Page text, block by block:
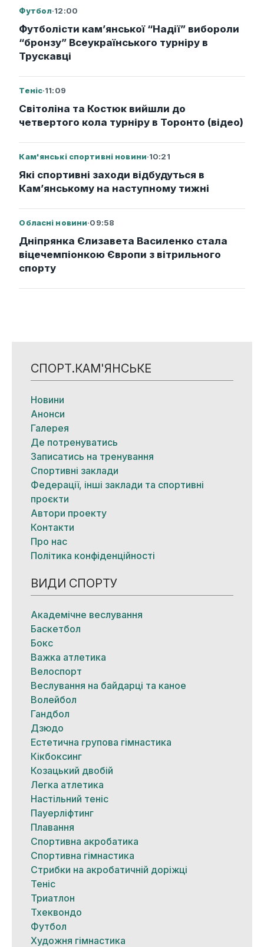
Футбол·12:00
Футболісти кам’янської “Надії” вибороли
“бронзу” Всеукраїнського турніру в
Трускавці
Теніс·11:09
Світоліна та Костюк вийшли до
четвертого кола турніру в Торонто (відео)
Кам'янські спортивні новини·10:21
Які спортивні заходи відбудуться в
Кам’янському на наступному тижні
Обласні новини·09:58
Дніпрянка Єлизавета Василенко стала
віцечемпіонкою Європи з вітрильного
спорту
СПОРТ.КАМ'ЯНСЬКЕ
Новини
Анонси
Галерея
Де потренуватись
Записатись на тренування
Спортивні заклади
Федерації, інші заклади та спортивні
проєкти
Автори проекту
Контакти
Про нас
Політика конфіденційності
ВИДИ СПОРТУ
Академічне веслування
Баскетбол
Бокс
Важка атлетика
Велоспорт
Веслування на байдарці та каное
Волейбол
Гандбол
Дзюдо
Естетична групова гімнастика
Кікбоксинг
Козацький двобій
Легка атлетика
Настільний теніс
Пауерліфтинг
Плавання
Спортивна акробатика
Спортивна гімнастика
Стрибки на акробатичній доріжці
Теніс
Триатлон
Тхеквондо
Футбол
Художня гімнастика